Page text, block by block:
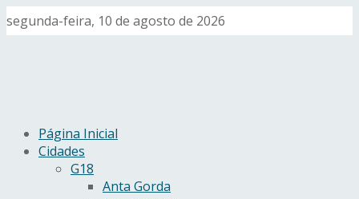
segunda-feira, 10 de agosto de 2026
Página Inicial
Cidades
G18
Anta Gorda